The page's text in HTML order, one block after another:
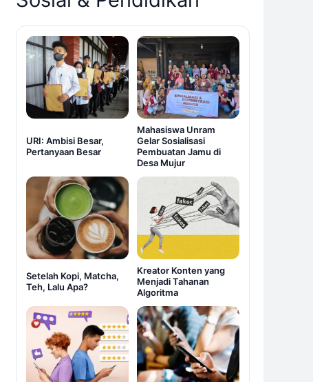
URI: Ambisi Besar,
Pertanyaan Besar
Mahasiswa Unram
Gelar Sosialisasi
Pembuatan Jamu di
Desa Mujur
Setelah Kopi, Matcha,
Teh, Lalu Apa?
Kreator Konten yang
Menjadi Tahanan
Algoritma